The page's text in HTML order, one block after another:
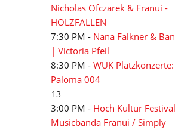
Nicholas Ofczarek & Franui -
HOLZFÄLLEN
7:30 PM - Nana Falkner &
| Victoria Pfeil
8:30 PM - WUK Platzkonzerte:
Paloma 004
13
3:00 PM - Hoch Kultur
Musicbanda Franui / Simply